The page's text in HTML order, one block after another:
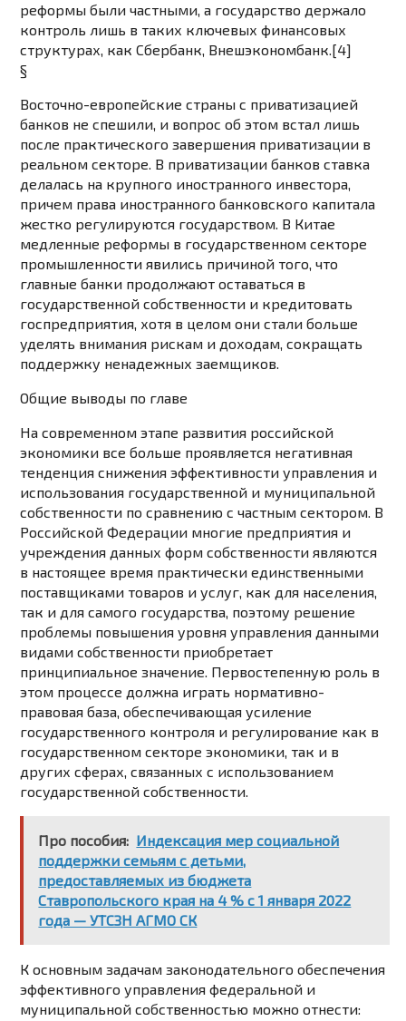
реформы были частными, а государство держало
контроль лишь в таких ключевых финансовых
структурах, как Сбербанк, Внешэкономбанк.[4]
§
Восточно-европейские страны с приватизацией
банков не спешили, и вопрос об этом встал лишь
после практического завершения приватизации в
реальном секторе. В приватизации банков ставка
делалась на крупного иностранного инвестора,
причем права иностранного банковского капитала
жестко регулируются государством. В Китае
медленные реформы в государственном секторе
промышленности явились причиной того, что
главные банки продолжают оставаться в
государственной собственности и кредитовать
госпредприятия, хотя в целом они стали больше
уделять внимания рискам и доходам, сокращать
поддержку ненадежных заемщиков.
Общие выводы по главе
На современном этапе развития российской
экономики все больше проявляется негативная
тенденция снижения эффективности управления и
использования государственной и муниципальной
собственности по сравнению с частным сектором. В
Российской Федерации многие предприятия и
учреждения данных форм собственности являются
в настоящее время практически единственными
поставщиками товаров и услуг, как для населения,
так и для самого государства, поэтому решение
проблемы повышения уровня управления данными
видами собственности приобретает
принципиальное значение. Первостепенную роль в
этом процессе должна играть нормативно-
правовая база, обеспечивающая усиление
государственного контроля и регулирование как в
государственном секторе экономики, так и в
других сферах, связанных с использованием
государственной собственности.
Про пособия: Индексация мер социальной
поддержки семьям с детьми,
предоставляемых из бюджета
Ставропольского края на 4 % с 1 января 2022
года — УТСЗН АГМО СК
К основным задачам законодательного обеспечения
эффективного управления федеральной и
муниципальной собственностью можно отнести: